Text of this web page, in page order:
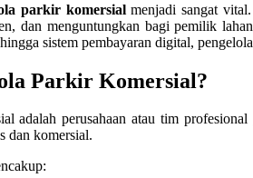
parkir komersialmenjadi sangat vital.
dan menguntungkan bagi pemilik
sistem pembayaran digital,
Parkir Komersial?
adalah perusahaan atau tim
dan komersial.